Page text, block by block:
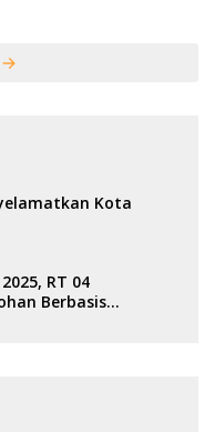
Kota
RT 04
Berbasis